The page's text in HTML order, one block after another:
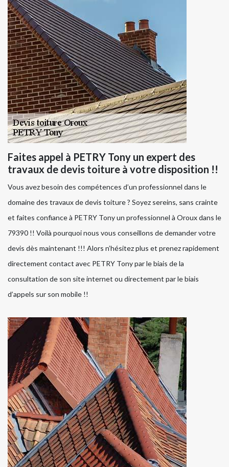
Faites appel à PETRY Tony un expert des
travaux de devis toiture à votre disposition !!
Vous avez besoin des compétences d’un professionnel dans le
domaine des travaux de devis toiture ? Soyez sereins, sans crainte
et faites confiance à PETRY Tony un professionnel à Oroux dans le
79390 !! Voilà pourquoi nous vous conseillons de demander votre
devis dès maintenant !!! Alors n’hésitez plus et prenez rapidement
directement contact avec PETRY Tony par le biais de la
consultation de son site internet ou directement par le biais
d’appels sur son mobile !!